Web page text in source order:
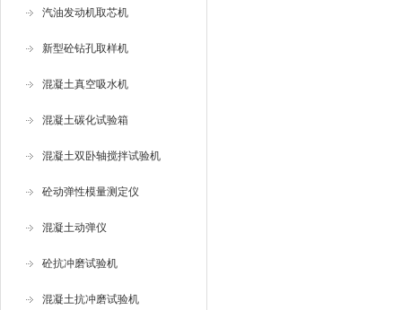
汽油发动机取芯机
新型砼钻孔取样机
混凝土真空吸水机
混凝土碳化试验箱
混凝土双卧轴搅拌试验机
砼动弹性模量测定仪
混凝土动弹仪
砼抗冲磨试验机
混凝土抗冲磨试验机